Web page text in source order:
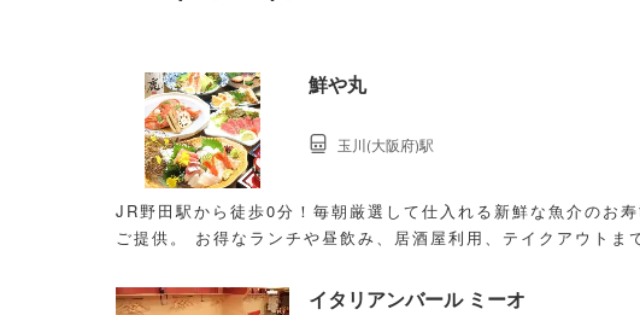
鮮や丸
JR野田駅から徒歩0分！毎朝厳選して仕入れる新鮮な魚介のお
ご提供。 お得なランチや昼飲み、居酒屋利用、テイクアウトま
玉川(大阪府)駅
イタリアンバール ミーオ